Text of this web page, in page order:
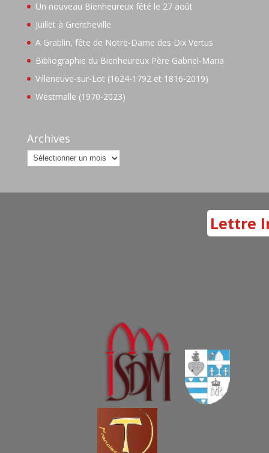
Un nouveau Bienheureux fêté le 27 août
Juillet à Grentheville
A Grablin, fête de Notre-Dame des Dix Vertus
Bibliographie du Bienheureux Père Gabriel-Maria
Villeneuve-sur-Lot (1624-1792 et 1816-2019)
Westmalle (1970-2023)
Archives
Archives
Lettre